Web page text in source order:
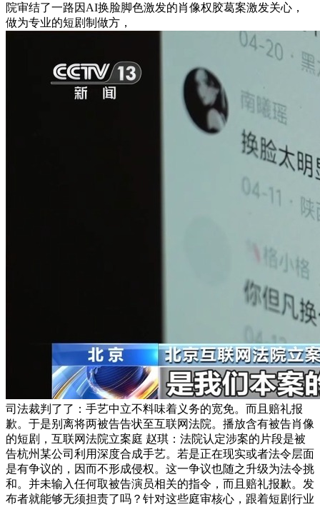
院审结了一路因AI换脸脚色激发的肖像权胶葛案激发关心，
做为专业的短剧制做方，
司法裁判了了：手艺中立不料味着义务的宽免。而且赔礼报
歉。于是别离将两被告告状至互联网法院。播放含有被告肖像
的短剧，互联网法院立案庭 赵琪：法院认定涉案的片段是被
告杭州某公司利用深度合成手艺。若是正在现实或者法令层面
是有争议的，因而不形成侵权。这一争议也随之升级为法令挑
和。并未输入任何取被告演员相关的指令，而且赔礼报歉。发
布者就能够无须担责了吗？针对这些庭审核心，跟着短剧行业